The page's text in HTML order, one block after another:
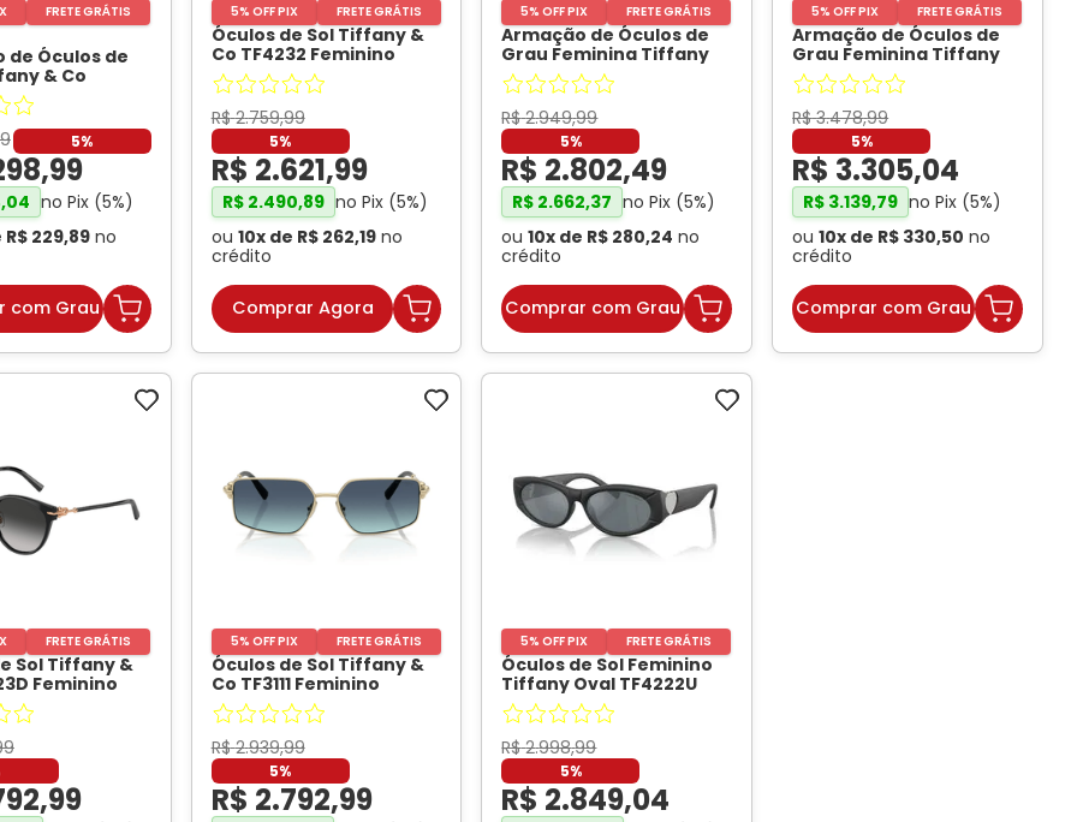
FRETE GRÁTIS
de Óculos de
& Co
Acetato
TIFFANI5%
,99
,04 no Pix (5%)
R$ 229,89no
com Grau
5% OFF PIX FRETE GRÁTIS
Óculos de Sol Tiffany &
Co TF4232 Feminino
Gatinho Acetato Preto
TIFFANI
R$ 2.759,99
5%
R$ 2.621,99
R$ 2.490,89 no Pix (5%)
ou 10x de R$ 262,19no
crédito
Comprar Agora
5% OFF PIX FRETE GRÁTIS
Armação de Óculos de
Grau Feminina Tiffany
Quadrado TF2249 Cor
Vermelho - TIFFANI
R$ 2.949,99
5%
R$ 2.802,49
R$ 2.662,37 no Pix (5%)
ou10x de R$ 280,24 no
crédito
Comprar com Grau
5% OFF PIX FRETE GRÁTIS
Armação de Óculos de
Grau Feminina Tiffany
Redondo TF1161D Cor
Rose Gold - TIFFANI
R$ 3.478,99
5%
R$ 3.305,04
R$ 3.139,79 no Pix (5%)
ou10x de R$ 330,50 no
crédito
Comprar com Grau
FRETE GRÁTIS
Sol Tiffany &
Feminino
Preto
,99
5% OFF PIX FRETE GRÁTIS
Óculos de Sol Tiffany &
Co TF3111 Feminino
Retangular Metal
Dourado- TIFFANI
R$ 2.939,99
5%
R$ 2.792,99
5% OFF PIX FRETE GRÁTIS
Óculos de Sol Feminino
Tiffany Oval TF4222U
Cor Preto - TIFFANI
R$ 2.998,99
5%
R$ 2.849,04